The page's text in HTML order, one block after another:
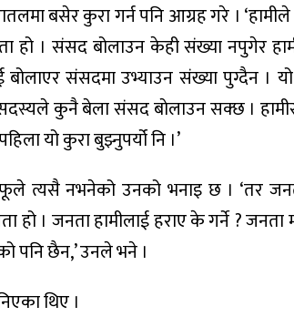
बसेर कुरा गर्न पनि आग्रह गरे ।
हो । संसद बोलाउन केही संख्या नपुगेर
बोलाएर संसदमा उभ्याउन संख्या पुग्दैन ।
कुनै बेला संसद बाेलाउन सक्छ ।
यो कुरा बुझ्नुपर्यो नि ।’
त्यसै नभनेको उनको भनाइ छ । ‘तर
हो । जनता हामीलाई हराए के गर्ने ?
पनि छैन,’ उनले भने ।
थिए ।